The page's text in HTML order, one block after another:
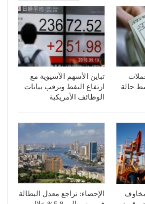
حالة
تباين الأسهم الآسيوية مع
ارتفاع النفط وترقب بيانات
الوظائف الأمريكية
الإحصاء: تراجع معدل البطالة